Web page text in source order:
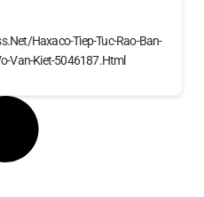
haxaco-Tiep-Tuc-Rao-Ban-
Van-Kiet-5046187.html